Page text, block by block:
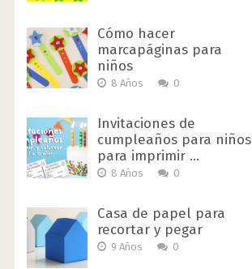
Cómo hacer
marcapáginas para
niños
8 Años 0
Invitaciones de
cumpleaños para niños
para imprimir …
8 Años 0
Casa de papel para
recortar y pegar
9 Años 0